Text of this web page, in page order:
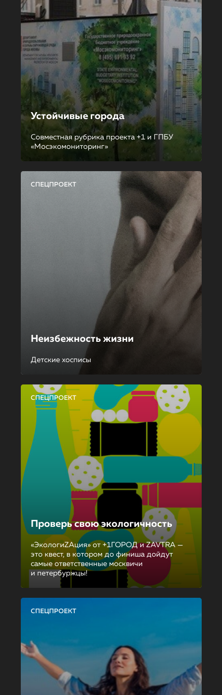
Устойчивые города
Совместная рубрика проекта +1 и ГПБУ
«Мосэкомониторинг»
СПЕЦПРОЕКТ
Неизбежность жизни
Детские хосписы
СПЕЦПРОЕКТ
Проверь свою экологичность
«ЭкологиZAция» от +1ГОРОД и ZAVTRA —
это квест, в котором до финиша дойдут
самые ответственные москвичи
и петербуржцы!
СПЕЦПРОЕКТ